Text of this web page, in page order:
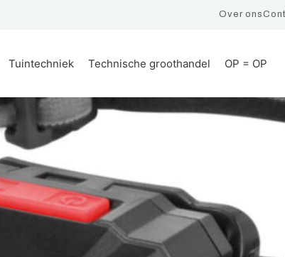
Over ons
Tuintechniek Technische groothandel OP = OP